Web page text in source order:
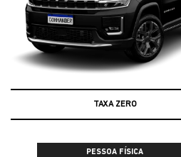
TAXA ZERO
PESSOA FÍSICA